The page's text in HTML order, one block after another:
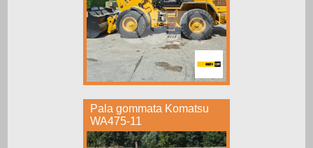
Pala gommata Komatsu
WA475-11